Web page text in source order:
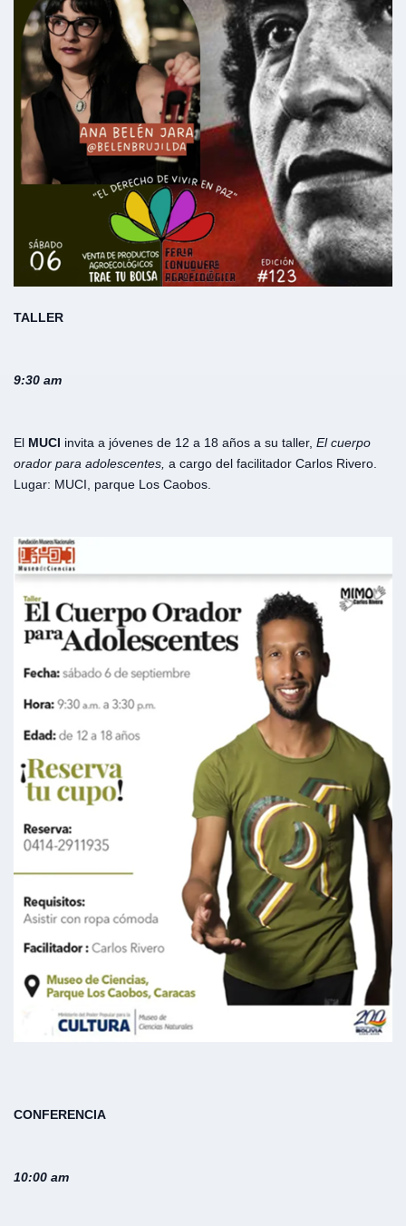
TALLER
9:30 am
El MUCI invita a jóvenes de 12 a 18 años a su taller, El cuerpo
orador para adolescentes, a cargo del facilitador Carlos Rivero.
Lugar: MUCI, parque Los Caobos.
CONFERENCIA
10:00 am